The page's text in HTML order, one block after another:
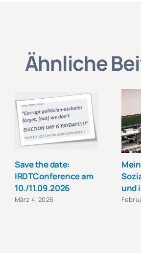
Ähnliche
Save the date:
IRDTConference am
10./11.09.2026
März 4, 2026
und